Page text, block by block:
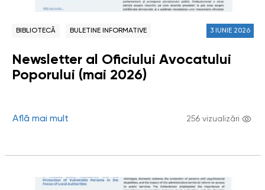
BIBLIOTECĂ BULETINE INFORMATIVE 3 IUNIE 2026
Newsletter al Oficiului Avocatului
Poporului (mai 2026)
Află mai mult 256 vizualizări